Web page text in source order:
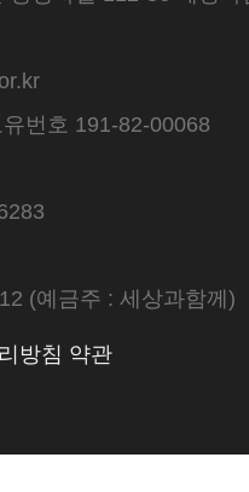
번호 191-82-00068
(예금주 : 세상과함께)
방침 약관